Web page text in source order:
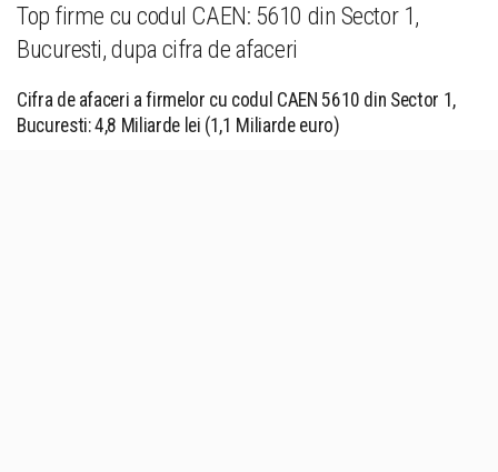
Top firme cu codul CAEN: 5610 din Sector 1,
Bucuresti, dupa cifra de afaceri
Cifra de afaceri a firmelor cu codul CAEN 5610 din Sector 1,
Bucuresti: 4,8 Miliarde lei (1,1 Miliarde euro)